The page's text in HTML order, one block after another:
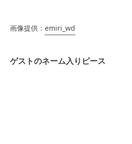
画像提供： emiri_wd
ゲストのネーム入りピース